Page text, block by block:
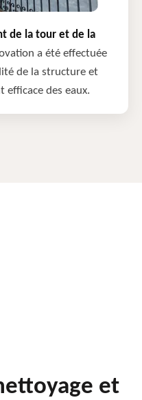
de la tour et de la
a été effectuée
de la structure et
efficace des eaux.
et